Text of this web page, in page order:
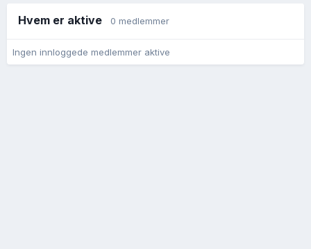
Hvem er aktive 0 medlemmer
Ingen innloggede medlemmer aktive